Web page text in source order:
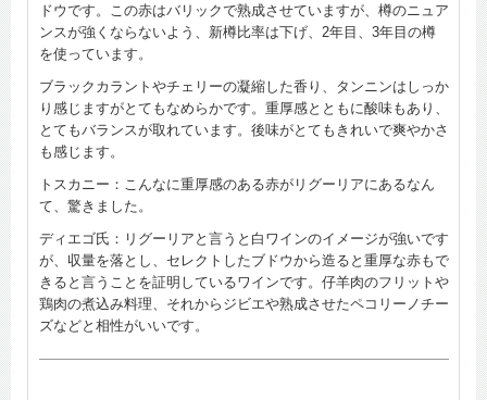
ドウです。この赤はバリックで熟成させていますが、樽のニュア
ンスが強くならないよう、新樽比率は下げ、2年目、3年目の樽
を使っています。
ブラックカラントやチェリーの凝縮した香り、タンニンはしっか
り感じますがとてもなめらかです。重厚感とともに酸味もあり、
とてもバランスが取れています。後味がとてもきれいで爽やかさ
も感じます。
トスカニー：こんなに重厚感のある赤がリグーリアにあるなん
て、驚きました。
ディエゴ氏：リグーリアと言うと白ワインのイメージが強いです
が、収量を落とし、セレクトしたブドウから造ると重厚な赤もで
きると言うことを証明しているワインです。仔羊肉のフリットや
鶏肉の煮込み料理、それからジビエや熟成させたペコリーノチー
ズなどと相性がいいです。